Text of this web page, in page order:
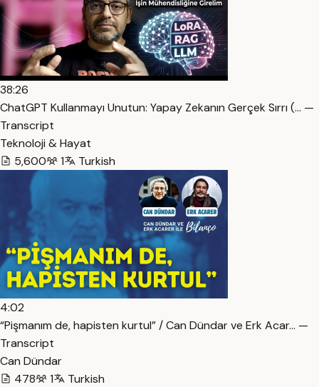
38:26
ChatGPT Kullanmayı Unutun: Yapay Zekanın Gerçek Sırrı (… —
Transcript
Teknoloji & Hayat
5,600
1 Turkish
4:02
“Pişmanım de, hapisten kurtul” / Can Dündar ve Erk Acar… —
Transcript
Can Dündar
478
1 Turkish